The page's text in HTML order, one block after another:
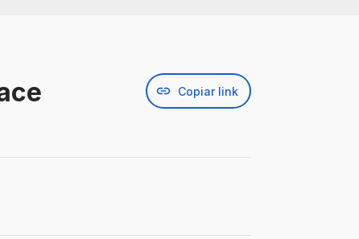
Copiar link